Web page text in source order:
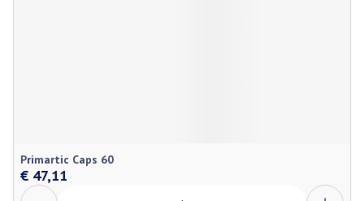
Primartic Caps 60
€ 47,11
Aantal